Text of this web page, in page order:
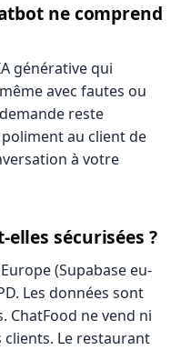
ne comprend
générative qui
avec fautes ou
reste
au client de
à votre
sécurisées ?
(Supabase eu-
Les données sont
ChatFood ne vend ni
clients. Le restaurant